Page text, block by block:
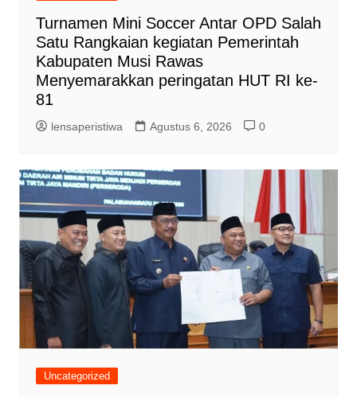
Turnamen Mini Soccer Antar OPD Salah
Satu Rangkaian kegiatan Pemerintah
Kabupaten Musi Rawas
Menyemarakkan peringatan HUT RI ke-
81
lensaperistiwa Agustus 6, 2026 0
Uncategorized